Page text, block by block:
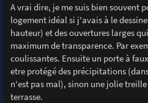
A vrai dire, je me suis bien souvent
logement idéal si j'avais à le
hauteur) et des ouvertures larges
maximum de transparence. Par
coulissantes. Ensuite un porte à
etre protégé des précipitations
n'est pas mal), sinon une jolie
terrasse.